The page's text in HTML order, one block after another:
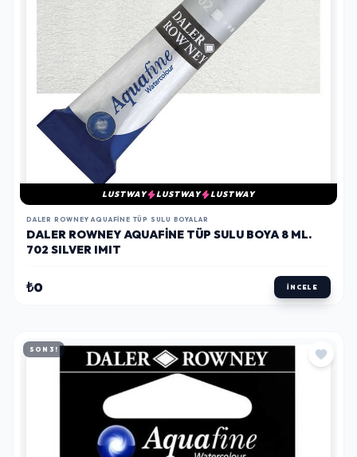
LUSTWAY LUSTWAY LUSTWAY
DALER ROWNEY AQUAFINE TÜP SULU BOYALAR
DALER ROWNEY AQUAFINE TÜP SULU BOYA 8 ML.
702 SILVER IMIT
₺0 İNCELE
SON 3!